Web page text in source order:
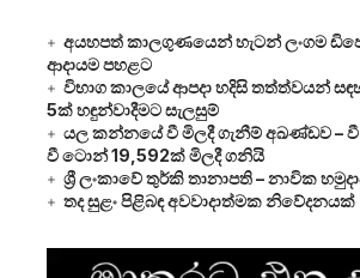
අයහපත් කාලගුණයෙන් හැටන් ලංගම
ආදායම පහළට
විභාග කාලයේ ආපදා හදිසි තත්ත්වයන්
5ක් හඳුන්වාදීමට සැලසුම්
යල කන්නයේ වී මිලදී ගැනීම් අඛණ්ඩව –
වී ටොන් 19,592ක් මිලදී ගනියි
ශ්‍රී ලංකාවේ තුර්කි තානාපති – නාවික
තද සුළං පිළිබඳ අවවාදාත්මක නිවේදනයක්